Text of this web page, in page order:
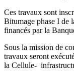
Ces travaux sont
Bitumage phase I de
financés par la
Sous la mission de
travaux seront
la Cellule-